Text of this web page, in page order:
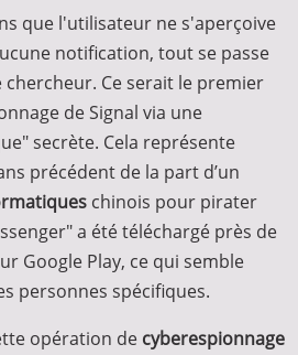
que l'utilisateur ne s'aperçoive
notification, tout se passe
chercheur. Ce serait le premier
de Signal via une
secrète. Cela représente
précédent de la part d’un
chinois pour pirater
a été téléchargé près de
Google Play, ce qui semble
personnes spécifiques.
opération de cyberespionnage